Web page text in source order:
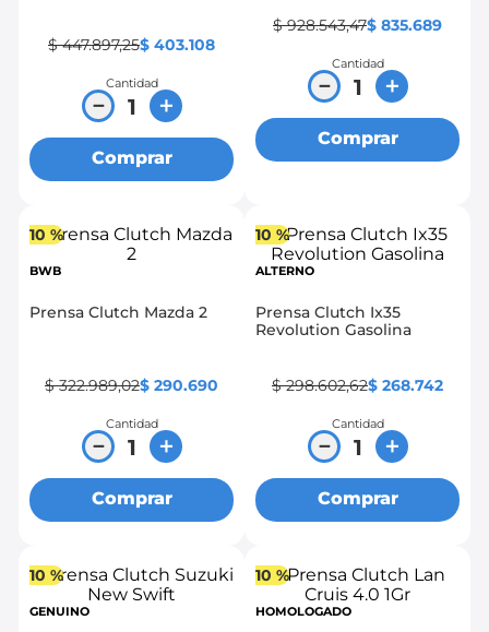
$ 447.897,25$ 403.108
Cantidad
＋
－
Comprar
$ 928.543,47$ 835.689
Cantidad
＋
－
Comprar
10 %
BWB
Prensa Clutch Mazda 2
$ 322.989,02$ 290.690
Cantidad
＋
－
Comprar
10 %
ALTERNO
Prensa Clutch Ix35
Revolution Gasolina
$ 298.602,62$ 268.742
Cantidad
＋
－
Comprar
10 %
GENUINO
10 %
HOMOLOGADO